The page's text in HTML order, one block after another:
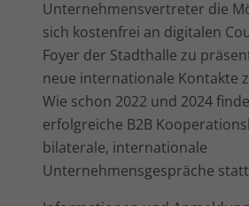
Unternehmensvertreter die
sich kostenfrei an digitalen
Foyer der Stadthalle zu
neue internationale Kontakte
Wie schon 2022 und 2024
erfolgreiche B2B
bilaterale, internationale
Unternehmensgespräche